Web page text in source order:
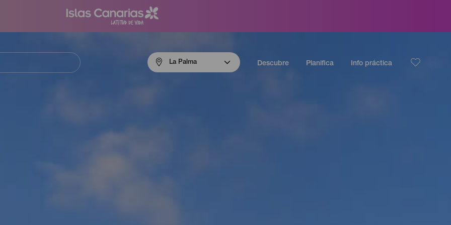
La Palma Descubre Planifica Info práctica